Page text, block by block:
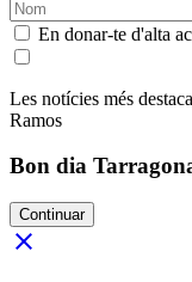
En donar-te d'alta
Les notícies més
Ramos
Bon dia
Continuar
close